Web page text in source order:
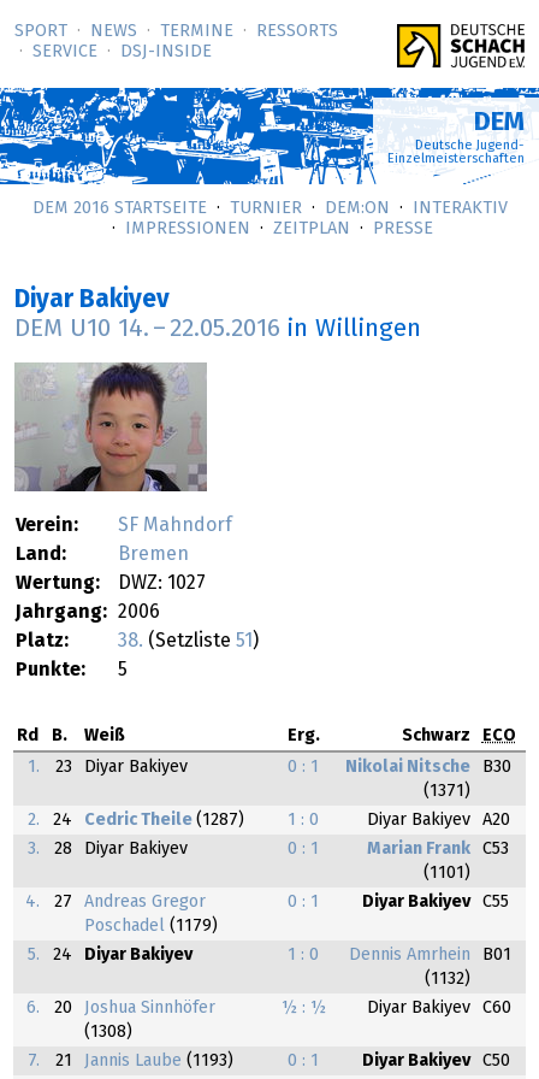
SPORT NEWS TERMINE
RESSORTS
SERVICE
DSJ-­INSIDE
DEM
Deutsche Jugend-
Einzelmeisterschaften
DEM 2016 STARTSEITE TURNIER DEM:ON
INTERAKTIV
IMPRESSIONEN
ZEITPLAN PRESSE
Diyar Bakiyev
DEM U10 14. – 22.05.2016 in Willingen
Verein:
SF Mahndorf
Land:
Bremen
Wertung:
DWZ: 1027
Jahrgang: 2006
Platz:
38. (Setzliste 51 )
Punkte:
5
Rd B. Weiß Erg. Schwarz
ECO
1.
23 Diyar Bakiyev 0 : 1
Nikolai Nitsche
(1371)
B30
2. 24 Cedric Theile (1287) 1 : 0 Diyar Bakiyev
A20
3.
28 Diyar Bakiyev 0 : 1
Marian Frank
(1101)
C53
4. 27
Andreas Gregor
Poschadel
(1179)
0 : 1 Diyar Bakiyev C55
5. 24 Diyar Bakiyev 1 : 0
Dennis Amrhein
(1132)
B01
6. 20
Joshua Sinnhöfer
(1308)
½ : ½ Diyar Bakiyev C60
7. 21 Jannis Laube (1193) 0 : 1 Diyar Bakiyev C50